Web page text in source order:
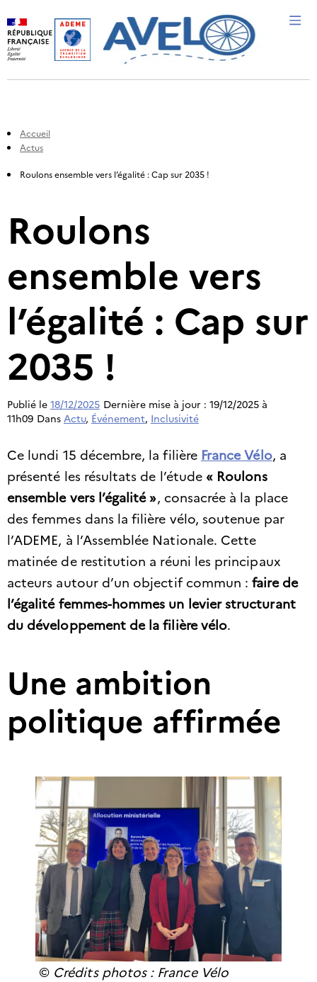
Accueil
Actus
Roulons ensemble vers l’égalité : Cap sur 2035 !
Roulons
ensemble vers
l’égalité : Cap sur
2035 !
Publié le 18/12/2025 Dernière mise à jour : 19/12/2025 à
11h09 Dans Actu, Événement, Inclusivité
Ce lundi 15 décembre, la filière France Vélo, a
présenté les résultats de l’étude « Roulons
ensemble vers l’égalité », consacrée à la place
des femmes dans la filière vélo, soutenue par
l’ADEME, à l’Assemblée Nationale. Cette
matinée de restitution a réuni les principaux
acteurs autour d’un objectif commun :faire de
l’égalité femmes-hommes un levier structurant
du développement de la filière vélo.
Une ambition
politique affirmée
© Crédits photos : France Vélo